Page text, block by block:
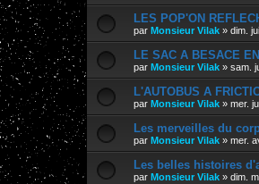
LES POP'ON
par Monsieur Vilak » dim.
LE SAC A BESACE
par Monsieur Vilak » sam.
L'AUTOBUS A
par Monsieur Vilak » mer.
Les merveilles du
par Monsieur Vilak » mer.
Les belles histoires
par Monsieur Vilak » dim.